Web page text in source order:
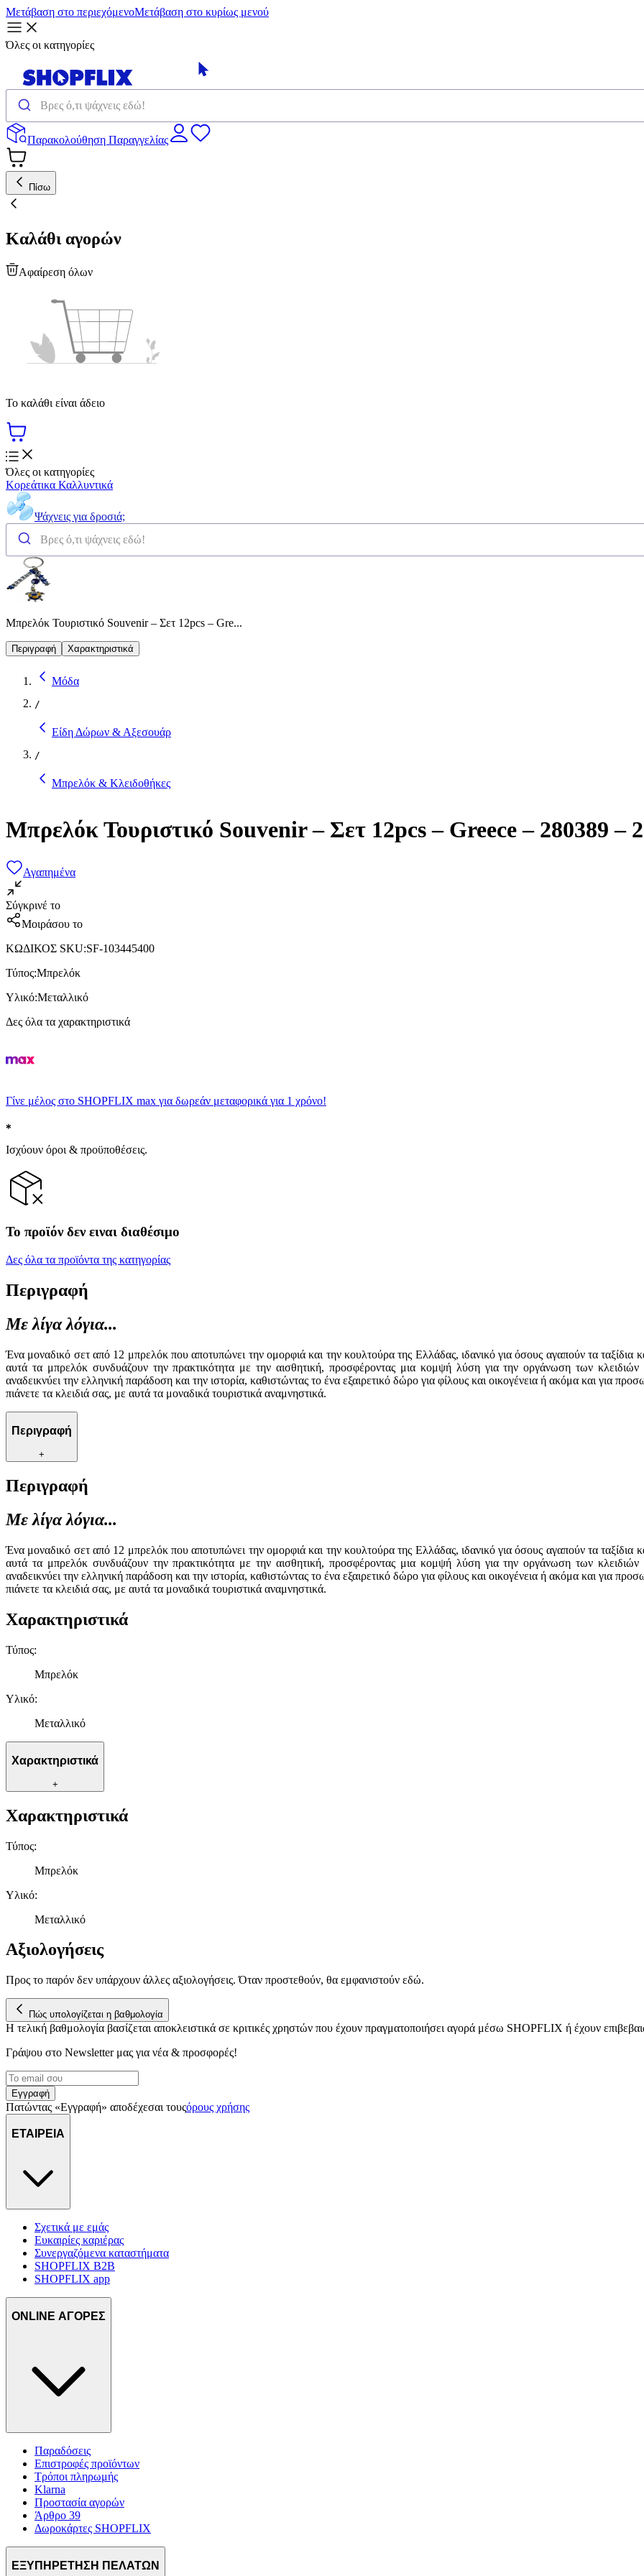
Μετάβαση στο περιεχόμενοΜετάβαση στο κυρίως μενού
Όλες οι κατηγορίες
Παρακολούθηση Παραγγελίας
Πίσω
Καλάθι αγορών
Αφαίρεση όλων
Το καλάθι είναι άδειο
Όλες οι κατηγορίες
Κορεάτικα Καλλυντικά
Ψάχνεις για δροσιά;
Μπρελόκ Τουριστικό Souvenir – Σετ 12pcs – Gre...
Περιγραφή Χαρακτηριστικά
Μόδα
/
Είδη Δώρων & Αξεσουάρ
/
Μπρελόκ & Κλειδοθήκες
Μπρελόκ Τουριστικό Souvenir – Σετ 12pcs – Greece – 280389 –
Αγαπημένα
Σύγκρινέ το
Μοιράσου το
ΚΩΔΙΚΟΣ SKU:SF-103445400
Τύπος:Μπρελόκ
Υλικό:Μεταλλικό
Δες όλα τα χαρακτηριστικά
Γίνε μέλος στο SHOPFLIX max για δωρεάν μεταφορικά για 1 χρόνο!
Ισχύουν όροι & προϋποθέσεις.
Το προϊόν δεν ειναι διαθέσιμο
Δες όλα τα προϊόντα της κατηγορίας
Περιγραφή
Με λίγα λόγια...
Ένα μοναδικό σετ από 12 μπρελόκ που αποτυπώνει την ομορφιά και την κουλτούρα της Ελλάδας, ιδανικό για όσους αγαπούν τα ταξίδια
αυτά τα μπρελόκ συνδυάζουν την πρακτικότητα με την αισθητική, προσφέροντας μια κομψή λύση για την οργάνωση των
αναδεικνύει την ελληνική παράδοση και την ιστορία, καθιστώντας το ένα εξαιρετικό δώρο για φίλους και οικογένεια ή ακόμα και για
πιάνετε τα κλειδιά σας, με αυτά τα μοναδικά τουριστικά αναμνηστικά.
Περιγραφή
+
Περιγραφή
Με λίγα λόγια...
Ένα μοναδικό σετ από 12 μπρελόκ που αποτυπώνει την ομορφιά και την κουλτούρα της Ελλάδας, ιδανικό για όσους αγαπούν τα ταξίδια
αυτά τα μπρελόκ συνδυάζουν την πρακτικότητα με την αισθητική, προσφέροντας μια κομψή λύση για την οργάνωση των
αναδεικνύει την ελληνική παράδοση και την ιστορία, καθιστώντας το ένα εξαιρετικό δώρο για φίλους και οικογένεια ή ακόμα και για
πιάνετε τα κλειδιά σας, με αυτά τα μοναδικά τουριστικά αναμνηστικά.
Χαρακτηριστικά
Τύπος:
Μπρελόκ
Υλικό:
Μεταλλικό
Χαρακτηριστικά
+
Χαρακτηριστικά
Τύπος:
Μπρελόκ
Υλικό:
Μεταλλικό
Αξιολογήσεις
Προς το παρόν δεν υπάρχουν άλλες αξιολογήσεις. Όταν προστεθούν, θα εμφανιστούν εδώ.
Πώς υπολογίζεται η βαθμολογία
Η τελική βαθμολογία βασίζεται αποκλειστικά σε κριτικές χρηστών που έχουν πραγματοποιήσει αγορά μέσω SHOPFLIX ή έχουν
Γράψου στο Νewsletter μας για νέα & προσφορές!
Εγγραφή
Πατώντας «Εγγραφή» αποδέχεσαι τουςόρους χρήσης
ΕΤΑΙΡΕΙΑ
Σχετικά με εμάς
Ευκαιρίες καριέρας
Συνεργαζόμενα καταστήματα
SHOPFLIX B2B
SHOPFLIX app
ONLINE ΑΓΟΡΕΣ
Παραδόσεις
Επιστροφές προϊόντων
Τρόποι πληρωμής
Klarna
Προστασία αγορών
Άρθρο 39
Δωροκάρτες SHOPFLIX
ΕΞΥΠΗΡΕΤΗΣΗ ΠΕΛΑΤΩΝ